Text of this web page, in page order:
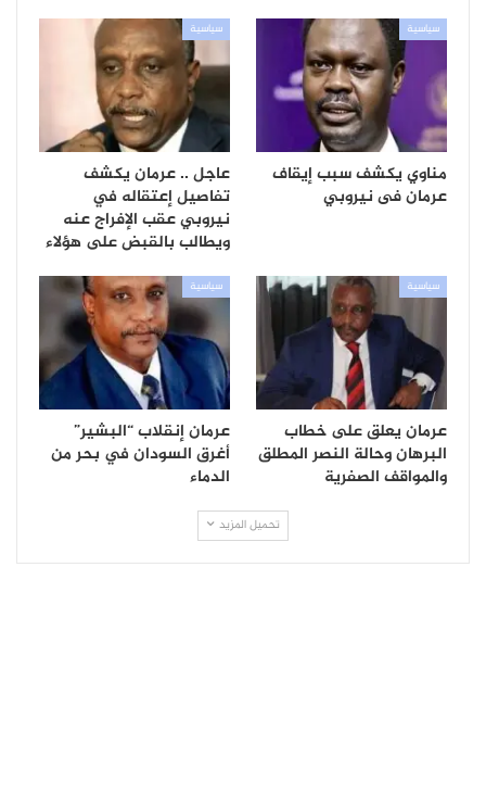
سياسية
مناوي يكشف سبب إيقاف
عرمان فى نيروبي
سياسية
عاجل .. عرمان يكشف
تفاصيل إعتقاله في
نيروبي عقب الإفراج عنه
ويطالب بالقبض على هؤلاء
سياسية
عرمان يعلق على خطاب
البرهان وحالة النصر المطلق
والمواقف الصفرية
سياسية
عرمان إنقلاب “البشير”
أغرق السودان في بحر من
الدماء
تحميل المزيد